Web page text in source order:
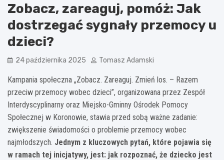
Zobacz, zareaguj, pomóż: Jak
dostrzegać sygnały przemocy u
dzieci?
24 października 2025 Tomasz Adamski
Kampania społeczna „Zobacz. Zareaguj. Zmień los. – Razem
przeciw przemocy wobec dzieci”, organizowana przez Zespół
Interdyscyplinarny oraz Miejsko-Gminny Ośrodek Pomocy
Społecznej w Koronowie, stawia przed sobą ważne zadanie:
zwiększenie świadomości o problemie przemocy wobec
najmłodszych. Jednym z kluczowych pytań, które pojawia się
w ramach tej inicjatywy, jest: jak rozpoznać, że dziecko jest